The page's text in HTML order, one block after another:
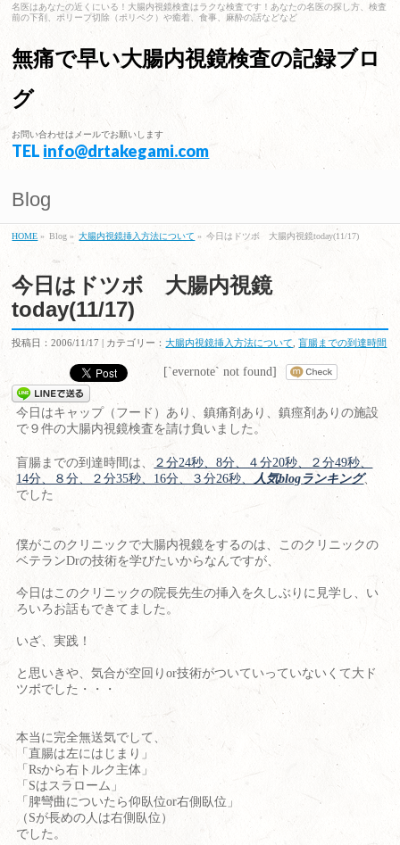
名医はあなたの近くにいる！大腸内視鏡検査はラクな検査です！あなたの名医の探し方、検査
前の下剤、ポリープ切除（ポリペク）や癒着、食事、麻酔の話などなど
無痛で早い大腸内視鏡検査の記録ブロ
グ
お問い合わせはメールでお願いします
TEL info@drtakegami.com
Blog
HOME » Blog » 大腸内視鏡挿入方法について » 今日はドツボ 大腸内視鏡today(11/17)
今日はドツボ 大腸内視鏡
today(11/17)
投稿日：2006/11/17 | カテゴリー：大腸内視鏡挿入方法について ,盲腸までの到達時間
[`evernote` not found]
今日はキャップ（フード）あり、鎮痛剤あり、鎮痙剤ありの施設
で９件の大腸内視鏡検査を請け負いました。
盲腸までの到達時間は、 ２分24秒、8分、４分20秒、２分49秒、
14分、８分、２分35秒、16分、３分26秒、 人気blogランキング、
でした
僕がこのクリニックで大腸内視鏡をするのは、このクリニックの
ベテランDrの技術を学びたいからなんですが、
今日はこのクリニックの院長先生の挿入を久しぶりに見学し、い
ろいろお話もできてました。
いざ、実践！
と思いきや、気合が空回りor技術がついていっていないくて大ド
ツボでした・・・
本当に完全無送気でして、
「直腸は左にはじまり」
「Rsから右トルク主体」
「Sはスラローム」
「脾彎曲についたら仰臥位or右側臥位」
（Sが長めの人は右側臥位）
でした。